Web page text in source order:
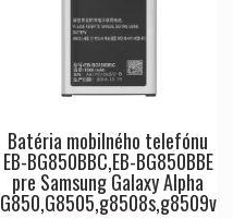
Batéria mobilného telefónu
EB-BG850BBC,EB-BG850BBE
pre Samsung Galaxy Alpha
G850,G8505,g8508s,g8509v